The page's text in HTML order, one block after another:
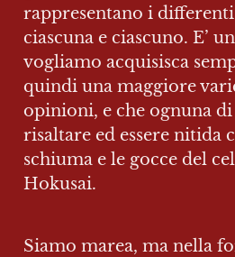
rappresentano i
ciascuna e ciascuno. E’
vogliamo acquisisca
quindi una maggiore
opinioni, e che ognuna di
risaltare ed essere nitida
schiuma e le gocce del
Hokusai.
Siamo marea, ma nella